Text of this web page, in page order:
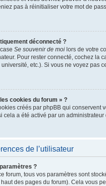
pas à réinitialiser votre mot de
déconnecté ?
Se souvenir de moi lors de votre
Pour rester connecté, cochez la
etc.). Si vous ne voyez pas
cookies du forum » ?
créés par phpBB qui conservent
cela a été activé par un
de l’utilisateur
?
forum, tous vos paramètres sont
des pages du forum). Cela vous